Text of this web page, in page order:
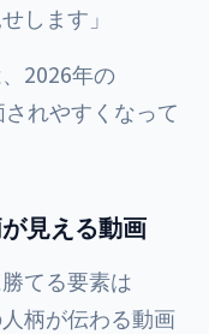
します」
2026年の
れやすくなって
見える動画
てる要素は
柄が伝わる動画